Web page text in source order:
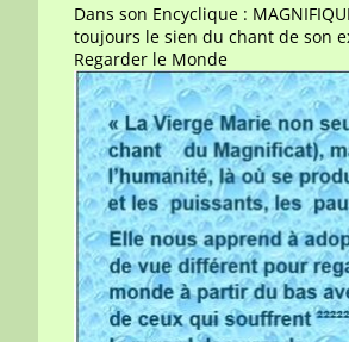
Dans son Encyclique :
toujours le sien du chant de son
Regarder le Monde